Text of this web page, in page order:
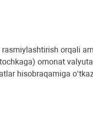
orqali
omonat
hisobraqamiga